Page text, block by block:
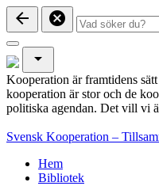
arrow_back cancel
arrow_drop_down
Kooperation är framtidens
kooperation är stor och de
politiska agendan. Det vill vi
Svensk Kooperation –
Hem
Bibliotek